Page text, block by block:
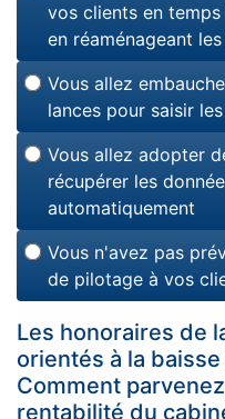
vos clients en
en réaménageant
Vous allez
lances pour saisir
Vous allez adopter
récupérer les
automatiquement
Vous n'avez pas
de pilotage à vos
Les honoraires de
orientés à la
Comment
rentabilité du